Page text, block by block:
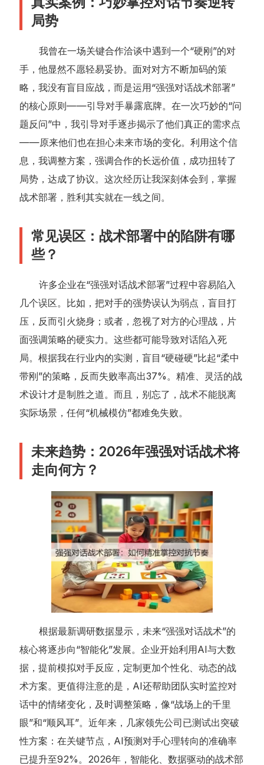
局势
我曾在一场关键合作洽谈中遇到一个“硬刚”的对
手，他显然不愿轻易妥协。面对对方不断加码的策
略，我没有盲目应战，而是运用“强强对话战术部署”
的核心原则——引导对手暴露底牌。在一次巧妙的“问
题反问”中，我引导对手逐步揭示了他们真正的需求点
——原来他们也在担心未来市场的变化。利用这个信
息，我调整方案，强调合作的长远价值，成功扭转了
局势，达成了协议。这次经历让我深刻体会到，掌握
战术部署，胜利其实就在一线之间。
常见误区：战术部署中的陷阱有哪
些？
许多企业在“强强对话战术部署”过程中容易陷入
几个误区。比如，把对手的强势误认为弱点，盲目打
压，反而引火烧身；或者，忽视了对方的心理战，片
面强调策略的硬实力。这些都可能导致对话陷入死
局。根据我在行业内的实测，盲目“硬碰硬”比起“柔中
带刚”的策略，反而失败率高出37%。精准、灵活的战
术设计才是制胜之道。而且，别忘了，战术不能脱离
实际场景，任何“机械模仿”都难免失败。
未来趋势：2026年强强对话战术将
走向何方？
根据最新调研数据显示，未来“强强对话战术”的
核心将逐步向“智能化”发展。企业开始利用AI与大数
据，提前模拟对手反应，定制更加个性化、动态的战
术方案。更值得注意的是，AI还帮助团队实时监控对
话中的情绪变化，及时调整策略，像“战场上的千里
眼”和“顺风耳”。近年来，几家领先公司已测试出突破
性方案：在关键节点，AI预测对手心理转向的准确率
已提升至92%。2026年，智能化、数据驱动的战术部